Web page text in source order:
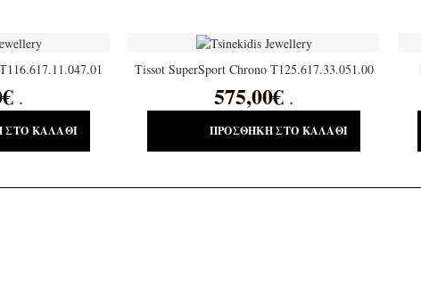
€ .
ΣΤΟ ΚΑΛΆΘΙ
Tissot SuperSport Chrono T125.617.33.051.00
575,00€ .
ΠΡΟΣΘΉΚΗ ΣΤΟ ΚΑΛΆΘΙ